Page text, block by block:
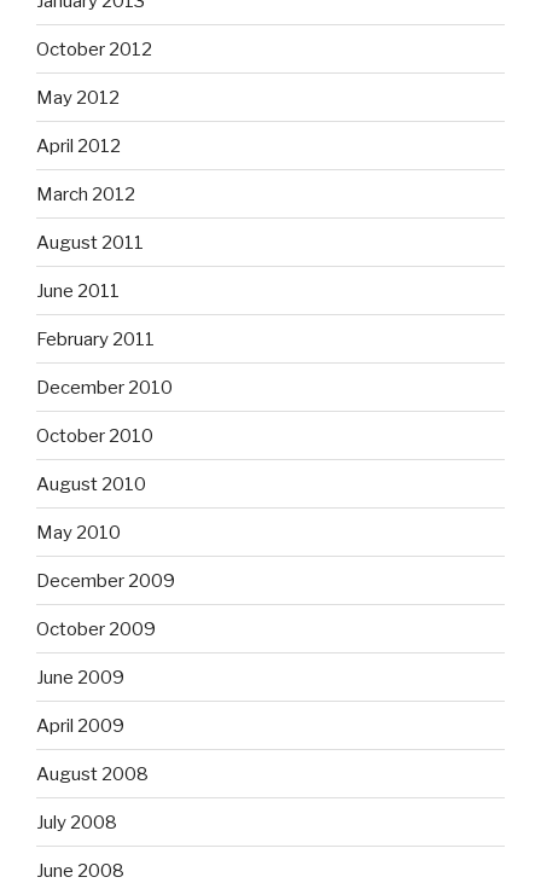
October 2012
May 2012
April 2012
March 2012
August 2011
June 2011
February 2011
December 2010
October 2010
August 2010
May 2010
December 2009
October 2009
June 2009
April 2009
August 2008
July 2008
June 2008